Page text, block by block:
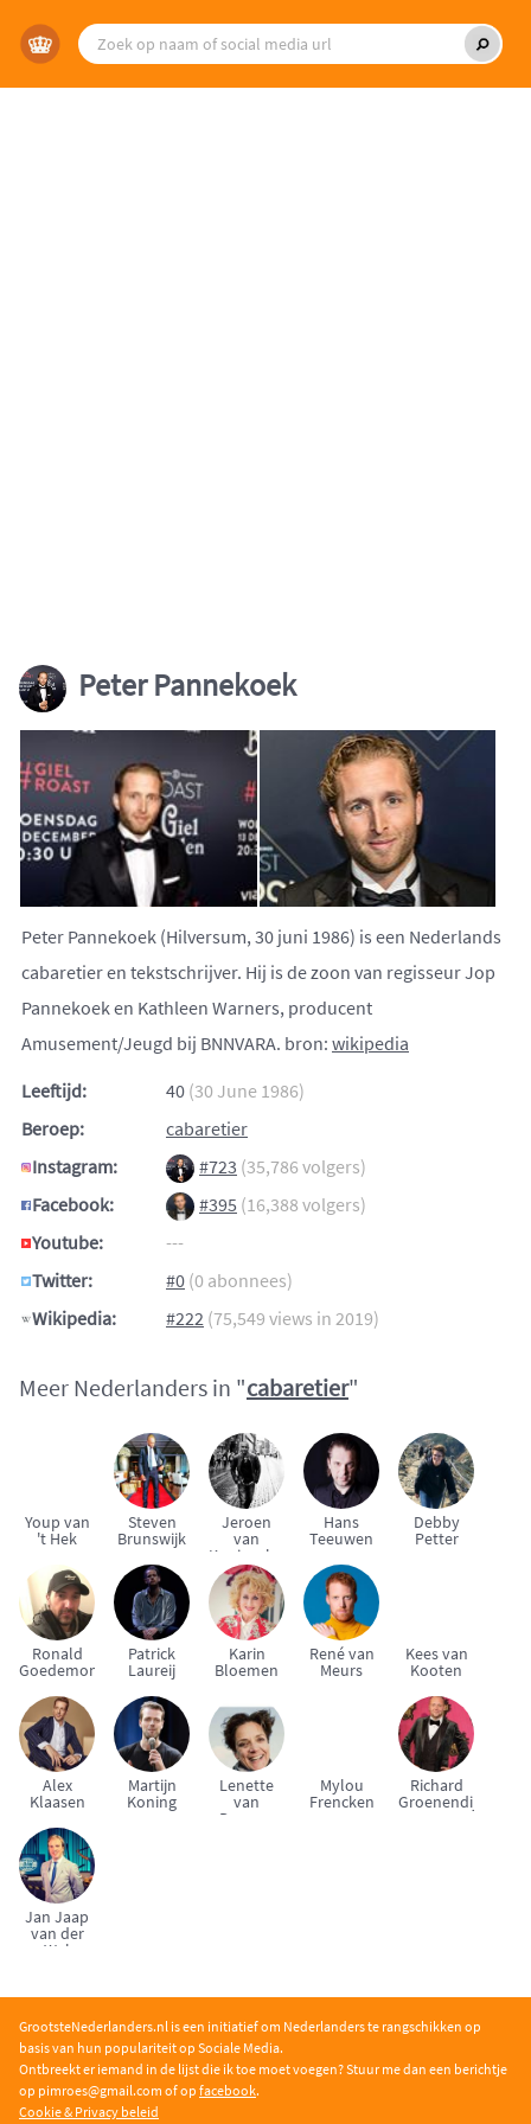
Peter Pannekoek
Peter Pannekoek (Hilversum, 30 juni 1986) is een Nederlands
cabaretier en tekstschrijver. Hij is de zoon van regisseur Jop
Pannekoek en Kathleen Warners, producent
Amusement/Jeugd bij BNNVARA. bron: wikipedia
Leeftijd:
40 (30 June 1986)
Beroep:
cabaretier
Instagram:
#723 (35,786 volgers)
Facebook:
#395 (16,388 volgers)
Youtube:
---
Twitter:
#0 (0 abonnees)
Wikipedia:
#222 (75,549 views in 2019)
Meer Nederlanders in "cabaretier"
Youp van
't Hek
Steven
Brunswijk
Jeroen
van
Koningsbrugge
Hans
Teeuwen
Debby
Petter
Ronald
Goedemondt
Patrick
Laureij
Karin
Bloemen
René van
Meurs
Kees van
Kooten
Alex
Klaasen
Martijn
Koning
Lenette
van
Dongen
Mylou
Frencken
Richard
Groenendijk
Jan Jaap
van der
Wal
GrootsteNederlanders.nl is een initiatief om Nederlanders te rangschikken op
basis van hun populariteit op Sociale Media.
Ontbreekt er iemand in de lijst die ik toe moet voegen? Stuur me dan een berichtje
op pimroes@gmail.com of op facebook.
Cookie & Privacy beleid